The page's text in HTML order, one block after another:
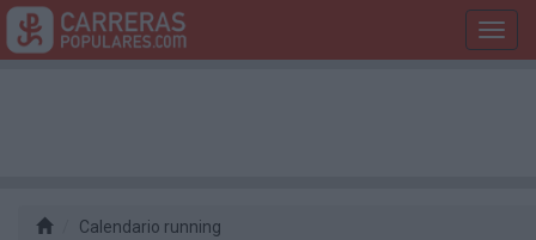
Calendario running